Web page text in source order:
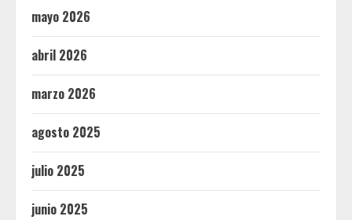
mayo 2026
abril 2026
marzo 2026
agosto 2025
julio 2025
junio 2025